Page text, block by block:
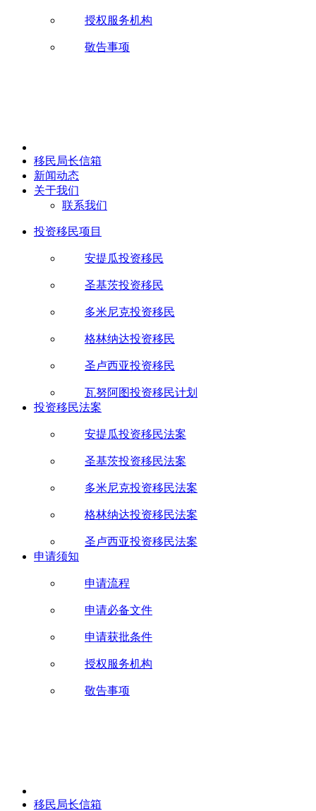
授权服务机构
敬告事项
移民局长信箱
新闻动态
关于我们
联系我们
投资移民项目
安提瓜投资移民
圣基茨投资移民
多米尼克投资移民
格林纳达投资移民
圣卢西亚投资移民
瓦努阿图投资移民计划
投资移民法案
安提瓜投资移民法案
圣基茨投资移民法案
多米尼克投资移民法案
格林纳达投资移民法案
圣卢西亚投资移民法案
申请须知
申请流程
申请必备文件
申请获批条件
授权服务机构
敬告事项
移民局长信箱